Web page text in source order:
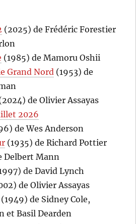
(2025) de Frédéric Forestier
(1985) de Mamoru Oshii
Grand Nord (1953) de
de Olivier Assayas
2026
de Wes Anderson
(1935) de Richard Pottier
Delbert Mann
de David Lynch
de Olivier Assayas
(1949) de Sidney Cole,
et Basil Dearden